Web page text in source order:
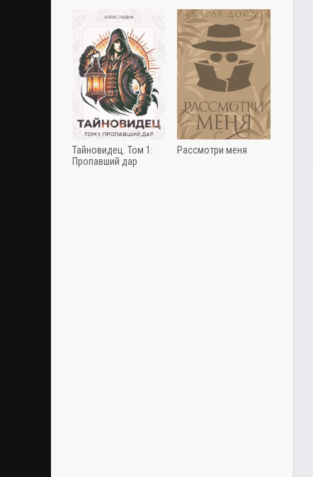
Тайновидец. Том 1:
Пропавший дар
Рассмотри меня